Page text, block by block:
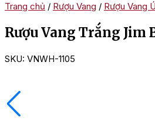
Trang chủ / Rượu Vang / Rượu Vang
Rượu Vang Trắng
SKU: VNWH-1105